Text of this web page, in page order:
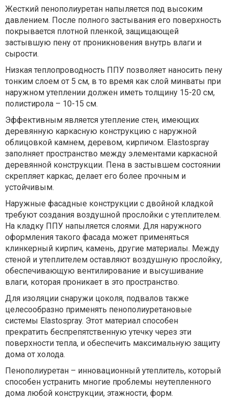
Жесткий пенополиуретан напыляется под высоким
давлением. После полного застывания его поверхность
покрывается плотной пленкой, защищающей
застывшую пену от проникновения внутрь влаги и
сырости.
Низкая теплопроводность ППУ позволяет наносить пену
тонким слоем от 5 см, в то время как слой минваты при
наружном утеплении должен иметь толщину 15-20 см,
полистирола – 10-15 см.
Эффективным является утепление стен, имеющих
деревянную каркасную конструкцию с наружной
облицовкой камнем, деревом, кирпичом. Elastospray
заполняет пространство между элементами каркасной
деревянной конструкции. Пена в застывшем состоянии
скрепляет каркас, делает его более прочным и
устойчивым.
Наружные фасадные конструкции с двойной кладкой
требуют создания воздушной прослойки с утеплителем.
На кладку ППУ напыляется слоями. Для наружного
оформления такого фасада может применяться
клинкерный кирпич, камень, другие материалы. Между
стеной и утеплителем оставляют воздушную прослойку,
обеспечивающую вентилирование и высушивание
влаги, которая проникает в это пространство.
Для изоляции снаружи цоколя, подвалов также
целесообразно применять пенополиуретановые
системы Elastospray. Этот материал способен
прекратить беспрепятственную утечку через эти
поверхности тепла, и обеспечить максимальную защиту
дома от холода.
Пенополиуретан – инновационный утеплитель, который
способен устранить многие проблемы неутепленного
дома любой конструкции, этажности, форм.